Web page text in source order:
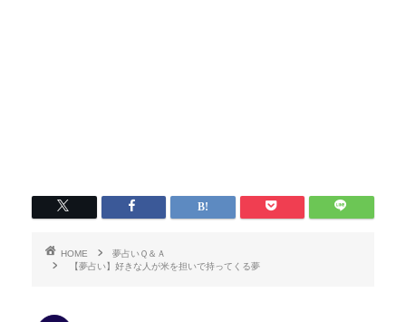
HOME
夢占いＱ＆Ａ
【夢占い】好きな人が米を担いで持ってくる夢